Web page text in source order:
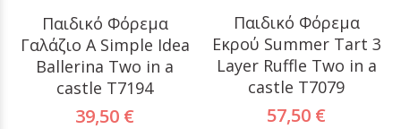
Παιδικό Φόρεμα
Γαλάζιο A Simple Idea
Ballerina Two in a
castle T7194
39,50 €
Παιδικό Φόρεμα
Εκρού Summer Tart 3
Layer Ruffle Two in a
castle T7079
57,50 €